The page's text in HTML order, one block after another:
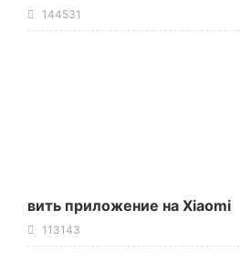
144531
вить приложение на Xiaomi
113143